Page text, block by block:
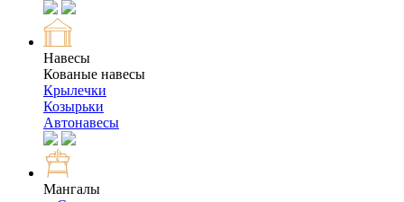
Навесы
Кованые навесы
Крылечки
Козырьки
Автонавесы
Мангалы